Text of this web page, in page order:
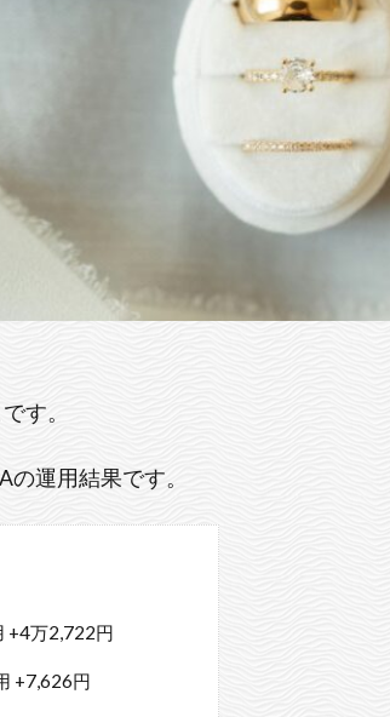
す。
運用結果です。
+4万2,722円
+7,626円